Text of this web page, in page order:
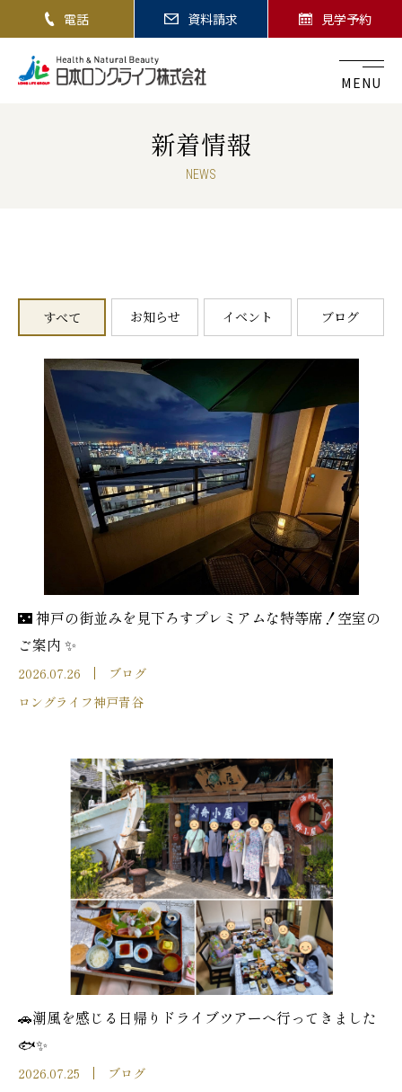
電話 資料請求 見学予約
MENU
新着情報
NEWS
すべて お知らせ イベント ブログ
🌃 神戸の街並みを見下ろすプレミアムな特等席！空室の
ご案内 ✨
2026.07.26
ブログ
ロングライフ神戸青谷
🚗潮風を感じる日帰りドライブツアーへ行ってきました
🐟✨
2026.07.25
ブログ